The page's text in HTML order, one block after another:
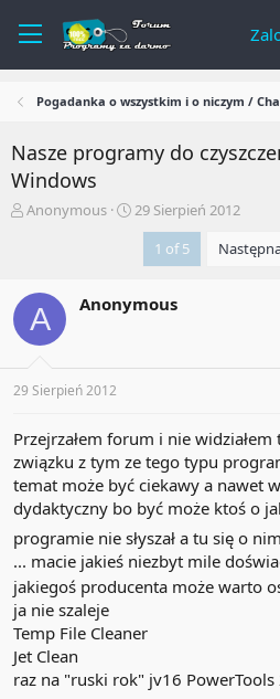
Pogadanka o wszystkim i o niczym /
Nasze programy do
Windows
A
e
m
a
t
Anonymous
R
c
t
29 Sierpień 2012
1 of 5
A Anonymous
29 Sierpień 2012
Przejrzałem forum i nie
związku z tym ze tego typu
temat może być ciekawy a nawet
dydaktyczny bo być może ktoś o
programie nie słyszał a tu się o
... macie jakieś niezbyt mile
jakiegoś producenta może warto
ja nie szaleje
Temp File Cleaner
Jet Clean
raz na "ruski rok" jv16 PowerTools